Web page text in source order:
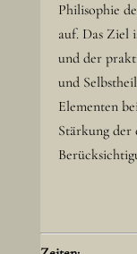
Philisophie
auf. Das Ziel
und der
und
Elementen
Stärkung